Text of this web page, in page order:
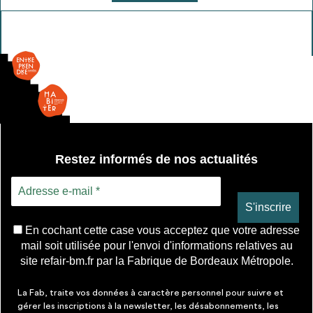
de
Restez informés de nos actualités
En cochant cette case vous acceptez que votre adresse
mail soit utilisée pour l'envoi d'informations relatives au
site refair-bm.fr par la Fabrique de Bordeaux Métropole.
La Fab, traite vos données à caractère personnel pour suivre et
gérer les inscriptions à la newsletter, les désabonnements, les